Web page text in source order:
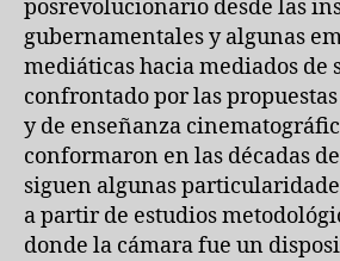
posrevolucionario desde las
gubernamentales y algunas
mediáticas hacia mediados de
confrontado por las
y de enseñanza
conformaron en las décadas
siguen algunas
a partir de estudios
donde la cámara fue un